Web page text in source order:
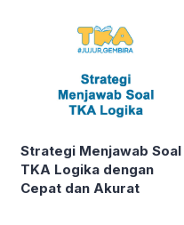
Strategi Menjawab Soal
TKA Logika dengan
Cepat dan Akurat